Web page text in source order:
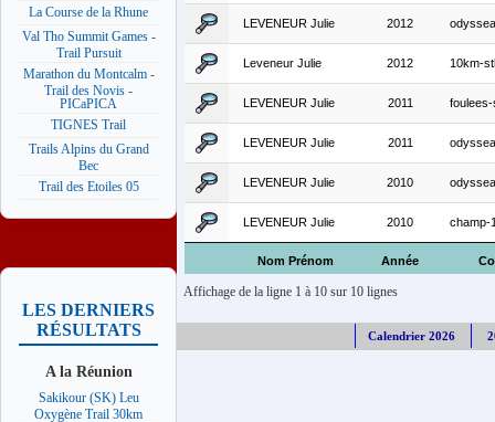
La Course de la Rhune
Val Tho Summit Games -
Trail Pursuit
Marathon du Montcalm -
Trail des Novis -
PICaPICA
TIGNES Trail
Trails Alpins du Grand
Bec
Trail des Etoiles 05
LES DERNIERS
RÉSULTATS
A la Réunion
Sakikour (SK) Leu
Oxygène Trail 30km
Nom Prénom Année
LEVENEUR Julie 2012
Leveneur Julie 2012 10km-
LEVENEUR Julie 2011
LEVENEUR Julie 2011
LEVENEUR Julie 2010 odyssea
LEVENEUR Julie 2010 champ-
Affichage de la ligne 1 à 10 sur 10 lignes
Calendrier 2026